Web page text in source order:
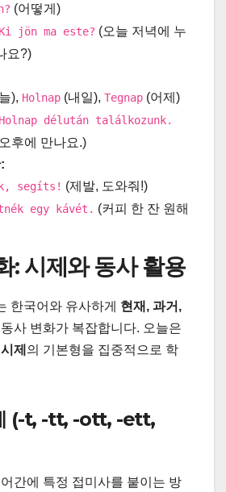
(어떻게)
Ki jön ma este? (오늘 저녁에 누
요?)
), Holnap (내일), Tegnap (어제)
Holnap délután találkozunk.
후에 만나요.)
segíts! (제발, 도와줘!)
egy kávét. (커피 한 잔 원해
: 시제와 동사 활용
한국어와 유사하게 현재, 과거,
사 변화가 복잡합니다. 오늘은
제 의 기본형을 집중적으로 학
(-t, -tt, -ott, -ett,
간에 특정 접미사를 붙이는 방